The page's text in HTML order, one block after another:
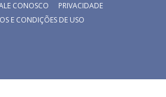
CONOSCO
PRIVACIDADE
E CONDIÇÕES DE USO